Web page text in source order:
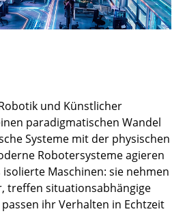
und Künstlicher
paradigmatischen Wandel
Systeme mit der physischen
Robotersysteme agieren
Maschinen: sie nehmen
treffen situationsabhängige
ihr Verhalten in Echtzeit